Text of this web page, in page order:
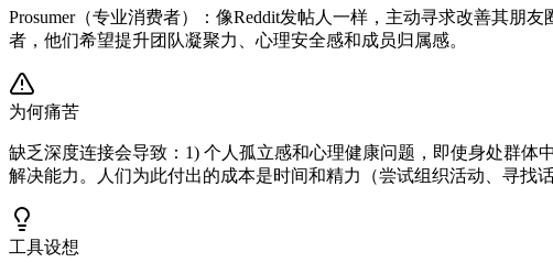
Prosumer（专业消费者）：像Reddit发帖人一样，主动寻求改善其朋
者，他们希望提升团队凝聚力、心理安全感和成员归属感。
为何痛苦
缺乏深度连接会导致：1) 个人孤立感和心理健康问题，即使身处群
解决能力。人们为此付出的成本是时间和精力（尝试组织活动、寻找
工具设想